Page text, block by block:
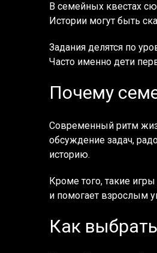
В семейных квестах
Истории могут быть
Задания делятся по
Часто именно дети
Почему
Современный ритм
обсуждение задач,
историю.
Кроме того, такие
и помогает взрослым
Как